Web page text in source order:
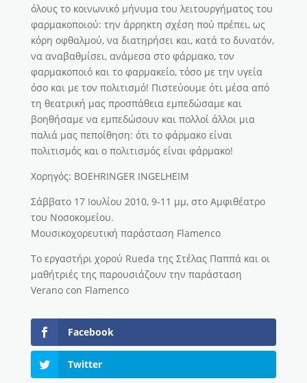
όλους το κοινωνικό μήνυμα του λειτουργήματος του
φαρμακοποιού: την άρρηκτη σχέση πού πρέπει, ως
κόρη οφθαλμού, να διατηρήσει και, κατά το δυνατόν,
να αναβαθμίσει, ανάμεσα στο φάρμακο, τον
φαρμακοποιό και το φαρμακείο, τόσο με την υγεία
όσο και με τον πολιτισμό! Πιστεύουμε ότι μέσα από
τη θεατρική μας προσπάθεια εμπεδώσαμε και
βοηθήσαμε να εμπεδώσουν και πολλοί άλλοι μια
παλιά μας πεποίθηση: ότι το φάρμακο είναι
πολιτισμός και ο πολιτισμός είναι φάρμακο!
Χορηγός: BOEHRINGER INGELHEIM
Σάββατο 17 Ιουλίου 2010, 9-11 μμ, στο Αμφιθέατρο
του Νοσοκομείου.
Μουσικοχορευτική παράσταση Flamenco
Το εργαστήρι χορού Rueda της Στέλας Παππά και οι
μαθήτριές της παρουσιάζουν την παράσταση
Verano con Flamenco
Facebook
Twitter